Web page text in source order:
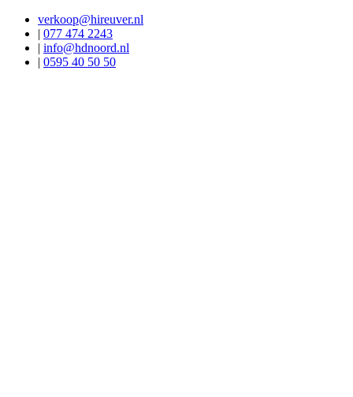
verkoop@hireuver.nl
| 077 474 2243
| info@hdnoord.nl
| 0595 40 50 50